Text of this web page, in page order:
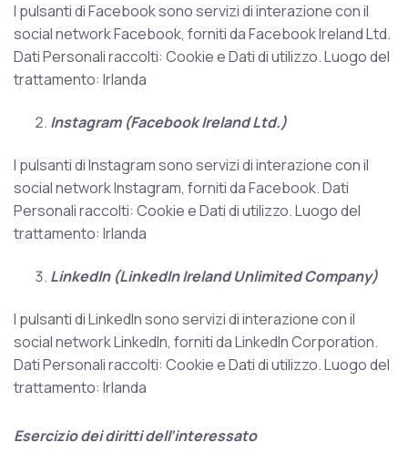
I pulsanti di Facebook sono servizi di interazione con il
social network Facebook, forniti da Facebook Ireland Ltd.
Dati Personali raccolti: Cookie e Dati di utilizzo. Luogo del
trattamento: Irlanda
Instagram (Facebook Ireland Ltd.)
I pulsanti di Instagram sono servizi di interazione con il
social network Instagram, forniti da Facebook. Dati
Personali raccolti: Cookie e Dati di utilizzo. Luogo del
trattamento: Irlanda
LinkedIn (LinkedIn Ireland Unlimited Company)
I pulsanti di LinkedIn sono servizi di interazione con il
social network LinkedIn, forniti da LinkedIn Corporation.
Dati Personali raccolti: Cookie e Dati di utilizzo. Luogo del
trattamento: Irlanda
Esercizio dei diritti dell’interessato